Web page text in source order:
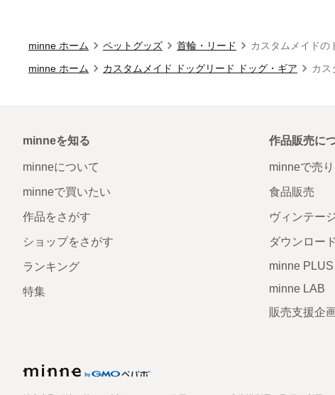
minne ホーム ペットグッズ 首輪・リード
minne ホーム
カスタムメイド ドッグリード ドッグ・ギア
minneを知る
minneについて
minneで買いたい
作品をさがす
ショップをさがす
ランキング
特集
作品販売に
minneで売
食品販売
ヴィンテー
ダウンロー
minne PLUS
minne LAB
販売支援企